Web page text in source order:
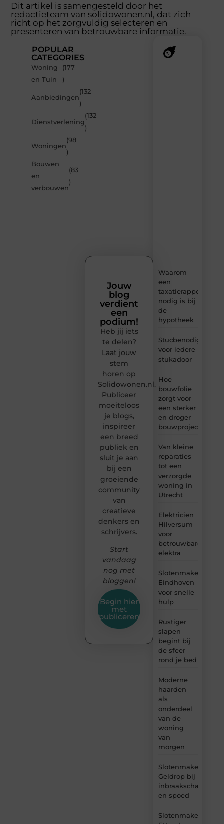
Dit artikel is samengesteld door het
redactieteam van solidowonen.nl, dat zich
richt op het zorgvuldig selecteren en
presenteren van betrouwbare informatie.
POPULAR
CATEGORIES
Woning
en Tuin
(177
)
Aanbiedingen
(132
)
Dienstverlening
(132
)
Woningen
(98
)
Bouwen
en
verbouwen
(83
)
Waarom
een
taxatierapport
nodig is bij
de
hypotheek
Stucbenodigheden
voor iedere
stukadoor
Hoe
bouwfolie
zorgt voor
een sterker
en droger
bouwproject
Van kleine
reparaties
tot een
verzorgde
woning in
Utrecht
Elektricien
Hilversum
voor
betrouwbare
elektra
Slotenmaker
Eindhoven
voor snelle
hulp
Rustiger
slapen
begint bij
de sfeer
rond je bed
Moderne
haarden
als
onderdeel
van de
woning
van
morgen
Slotenmaker
Geldrop bij
inbraakschade
en spoed
Slotenmaker
Jouw
blog
verdient
een
podium!
Heb jij iets
te delen?
Laat jouw
stem
horen op
Solidowonen.nl.
Publiceer
moeiteloos
je blogs,
inspireer
een breed
publiek en
sluit je aan
bij een
groeiende
community
van
creatieve
denkers en
schrijvers.
Start
vandaag
nog met
bloggen!
Begin hier
met
publiceren